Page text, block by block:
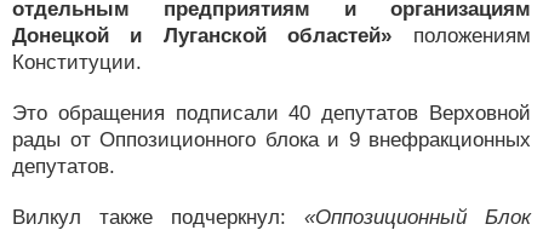
отдельным предприятиям и организациям
Донецкой и Луганской областей» положениям
Конституции.
Это обращения подписали 40 депутатов Верховной
рады от Оппозиционного блока и 9 внефракционных
депутатов.
Вилкул также подчеркнул: «Оппозиционный Блок